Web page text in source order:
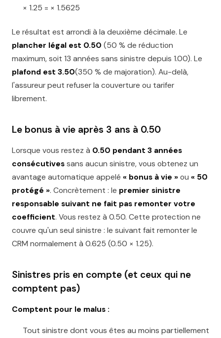
× 1.25 = × 1.5625
Le résultat est arrondi à la deuxième décimale. Le
plancher légal est 0.50 (50 % de réduction
maximum, soit 13 années sans sinistre depuis 1.00). Le
plafond est 3.50(350 % de majoration). Au-delà,
l'assureur peut refuser la couverture ou tarifer
librement.
Le bonus à vie après 3 ans à 0.50
Lorsque vous restez à 0.50 pendant 3 années
consécutivessans aucun sinistre, vous obtenez un
avantage automatique appelé « bonus à vie »ou « 50
protégé ». Concrètement : le premier sinistre
responsable suivant ne fait pas remonter votre
coefficient. Vous restez à 0.50. Cette protection ne
couvre qu'un seul sinistre : le suivant fait remonter le
CRM normalement à 0.625 (0.50 × 1.25).
Sinistres pris en compte (et ceux qui ne
comptent pas)
Comptent pour le malus :
Tout sinistre dont vous êtes au moins partiellement